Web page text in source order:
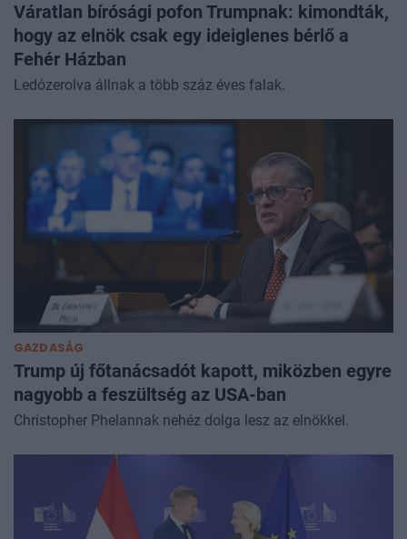
Váratlan bírósági pofon Trumpnak: kimondták,
hogy az elnök csak egy ideiglenes bérlő a
Fehér Házban
Ledózerolva állnak a több száz éves falak.
GAZDASÁG
Trump új főtanácsadót kapott, miközben egyre
nagyobb a feszültség az USA-ban
Christopher Phelannak nehéz dolga lesz az elnökkel.